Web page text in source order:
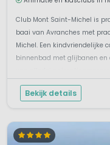
Club Mont Saint-Michel is
baai van Avranches met
Michel. Een kindvriendelijke
binnenbad met glijbanen en
het ...
Bekijk details